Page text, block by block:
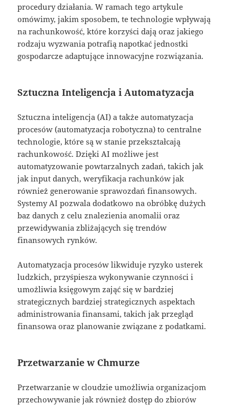
procedury działania. W ramach tego artykule
omówimy, jakim sposobem, te technologie wpływają
na rachunkowość, które korzyści dają oraz jakiego
rodzaju wyzwania potrafią napotkać jednostki
gospodarcze adaptujące innowacyjne rozwiązania.
Sztuczna Inteligencja i Automatyzacja
Sztuczna inteligencja (AI) a także automatyzacja
procesów (automatyzacja robotyczna) to centralne
technologie, które są w stanie przekształcają
rachunkowość. Dzięki AI możliwe jest
automatyzowanie powtarzalnych zadań, takich jak
jak input danych, weryfikacja rachunków jak
również generowanie sprawozdań finansowych.
Systemy AI pozwala dodatkowo na obróbkę dużych
baz danych z celu znalezienia anomalii oraz
przewidywania zbliżających się trendów
finansowych rynków.
Automatyzacja procesów likwiduje ryzyko usterek
ludzkich, przyśpiesza wykonywanie czynności i
umożliwia księgowym zająć się w bardziej
strategicznych bardziej strategicznych aspektach
administrowania finansami, takich jak przegląd
finansowa oraz planowanie związane z podatkami.
Przetwarzanie w Chmurze
Przetwarzanie w cloudzie umożliwia organizacjom
przechowywanie jak również dostęp do zbiorów